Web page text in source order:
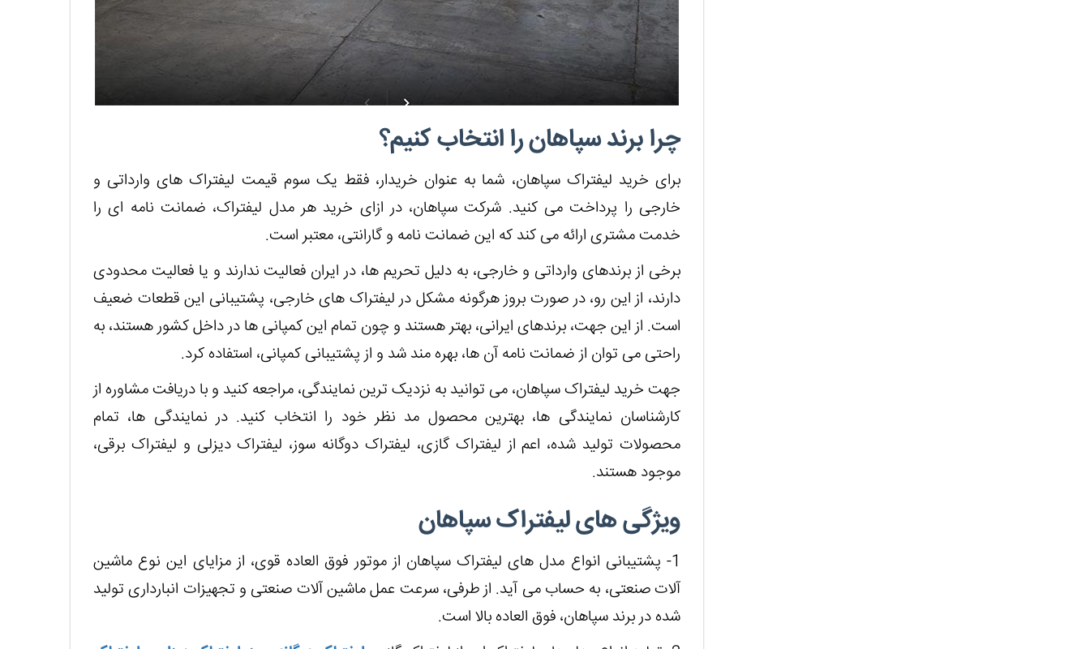
چرا برند سپاهان را انتخاب کنیم؟
برای خرید لیفتراک سپاهان، شما به عنوان خریدار، فقط یک سوم قیمت لیفتراک های وارداتی و
خارجی را پرداخت می کنید. شرکت سپاهان، در ازای خرید هر مدل لیفتراک، ضمانت نامه ای را
خدمت مشتری ارائه می کند که این ضمانت نامه و گارانتی، معتبر است.
برخی از برندهای وارداتی و خارجی، به دلیل تحریم ها، در ایران فعالیت ندارند و یا فعالیت محدودی
دارند، از این رو، در صورت بروز هرگونه مشکل در لیفتراک های خارجی، پشتیبانی این قطعات ضعیف
است. از این جهت، برندهای ایرانی، بهتر هستند و چون تمام این کمپانی ها در داخل کشور هستند، به
راحتی می توان از ضمانت نامه آن ها، بهره مند شد و از پشتیبانی کمپانی، استفاده کرد.
جهت خرید لیفتراک سپاهان، می توانید به نزدیک ترین نمایندگی، مراجعه کنید و با دریافت مشاوره از
کارشناسان نمایندگی ها، بهترین محصول مد نظر خود را انتخاب کنید. در نمایندگی ها، تمام
محصولات تولید شده، اعم از لیفتراک گازی، لیفتراک دوگانه سوز، لیفتراک دیزلی و لیفتراک برقی،
موجود هستند.
ویژگی های لیفتراک سپاهان
1- پشتیبانی انواع مدل های لیفتراک سپاهان از موتور فوق العاده قوی، از مزایای این نوع ماشین
آلات صنعتی، به حساب می آید. از طرفی، سرعت عمل ماشین آلات صنعتی و تجهیزات انبارداری تولید
شده در برند سپاهان، فوق العاده بالا است.